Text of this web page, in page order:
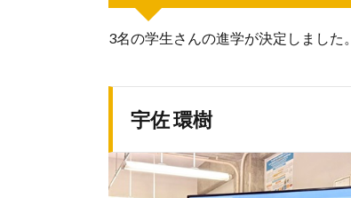
3名の学生さんの進学が決定しました。
宇佐 環樹